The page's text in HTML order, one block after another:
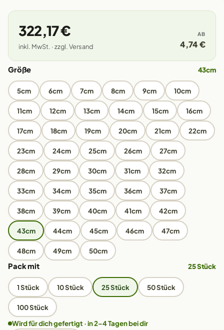
322,17 €
inkl. MwSt. · zzgl. Versand
AB
4,74 €
Größe 43cm
5cm 6cm 7cm 8cm 9cm 10cm
11cm 12cm 13cm 14cm 15cm 16cm
17cm 18cm 19cm 20cm 21cm 22cm
23cm 24cm 25cm 26cm 27cm
28cm 29cm 30cm 31cm 32cm
33cm 34cm 35cm 36cm 37cm
38cm 39cm 40cm 41cm 42cm
43cm 44cm 45cm 46cm 47cm
48cm 49cm 50cm
Pack mit 25 Stück
1 Stück 10 Stück 25 Stück 50 Stück
100 Stück
Wird für dich gefertigt · in 2–4 Tagen bei dir